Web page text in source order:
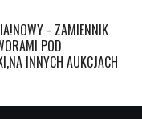
- ZAMIENNIK
POD
INNYCH AUKCJACH